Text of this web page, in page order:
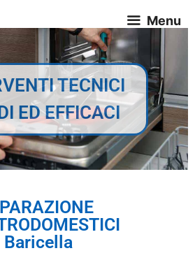
Menu
TECNICI
ED EFFICACI
Baricella